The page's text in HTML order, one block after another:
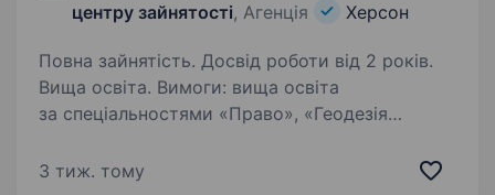
центру зайнятості, Агенція Херсон
Повна зайнятість. Досвід роботи від 2 років.
Вища освіта. Вимоги: вища освіта
за спеціальностями «Право», «Геодезія
років. Вільне володіння державною мовою.
3 тиж. тому